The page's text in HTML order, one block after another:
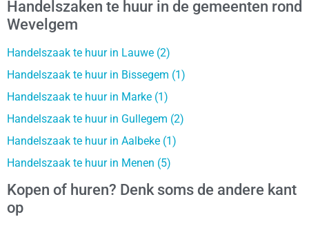
Handelszaken te huur in de gemeenten rond
Wevelgem
Handelszaak te huur in Lauwe (2)
Handelszaak te huur in Bissegem (1)
Handelszaak te huur in Marke (1)
Handelszaak te huur in Gullegem (2)
Handelszaak te huur in Aalbeke (1)
Handelszaak te huur in Menen (5)
Kopen of huren? Denk soms de andere kant
op